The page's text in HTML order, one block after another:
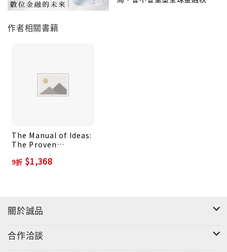
作者相關書籍
The Manual of Ideas:
The Proven
Finding the Best
9折 $1,368
關於誠品
合作洽談